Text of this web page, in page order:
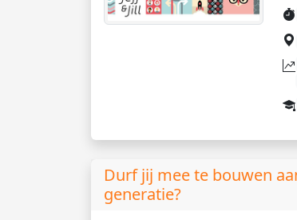
Durf jij mee te bouwen
generatie?